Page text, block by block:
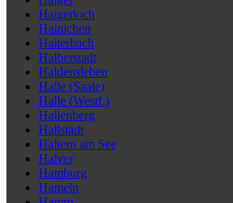
Haigerloch
Hainichen
Haiterbach
Halberstadt
Haldensleben
Halle (Saale)
Halle (Westf.)
Hallenberg
Hallstadt
Haltern am See
Halver
Hamburg
Hameln